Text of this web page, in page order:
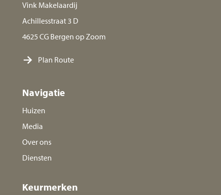
Vink Makelaardij
Achillesstraat 3 D
4625 CG Bergen op Zoom
Plan Route
Navigatie
Huizen
Media
Over ons
Diensten
Keurmerken